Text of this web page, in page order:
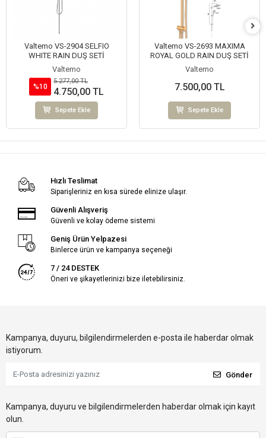
Valtemo VS-2904 SELFIO
WHITE RAIN DUŞ SETİ
Valtemo
%10
5.277,00 TL
4.750,00 TL
Sepete Ekle
Valtemo VS-2693 MAXIMA
ROYAL GOLD RAIN DUŞ SETİ
Valtemo
7.500,00 TL
Sepete Ekle
Hızlı Teslimat
Siparişleriniz en kısa sürede elinize ulaşır.
Güvenli Alışveriş
Güvenli ve kolay ödeme sistemi
Geniş Ürün Yelpazesi
Binlerce ürün ve kampanya seçeneği
7 / 24 DESTEK
Öneri ve şikayetlerinizi bize iletebilirsiniz.
Kampanya, duyuru, bilgilendirmelerden e-posta ile haberdar olmak
istiyorum.
Gönder
Kampanya, duyuru ve bilgilendirmelerden haberdar olmak için kayıt
olun.